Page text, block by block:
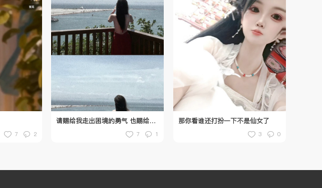
7 2
请赐给我走出困境的勇气 也赐给我面对悲鸣的孤胆
7 1
那你看谁还打扮一下不是仙女了
3 0